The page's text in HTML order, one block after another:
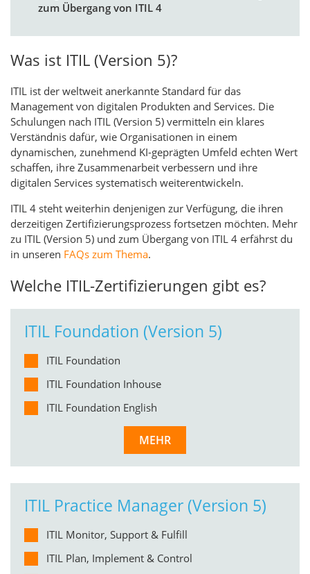
zum Übergang von ITIL 4
Was ist ITIL (Version 5)?
ITIL ist der weltweit anerkannte Standard für das
Management von digitalen Produkten and Services. Die
Schulungen nach ITIL (Version 5) vermitteln ein klares
Verständnis dafür, wie Organisationen in einem
dynamischen, zunehmend KI-geprägten Umfeld echten Wert
schaffen, ihre Zusammenarbeit verbessern und ihre
digitalen Services systematisch weiterentwickeln.
ITIL 4 steht weiterhin denjenigen zur Verfügung, die ihren
derzeitigen Zertifizierungsprozess fortsetzen möchten. Mehr
zu ITIL (Version 5) und zum Übergang von ITIL 4 erfährst du
in unseren FAQs zum Thema.
Welche ITIL-Zertifizierungen gibt es?
ITIL Foundation (Version 5)
ITIL Foundation
ITIL Foundation Inhouse
ITIL Foundation English
MEHR
ITIL Practice Manager (Version 5)
ITIL Monitor, Support & Fulfill
ITIL Plan, Implement & Control